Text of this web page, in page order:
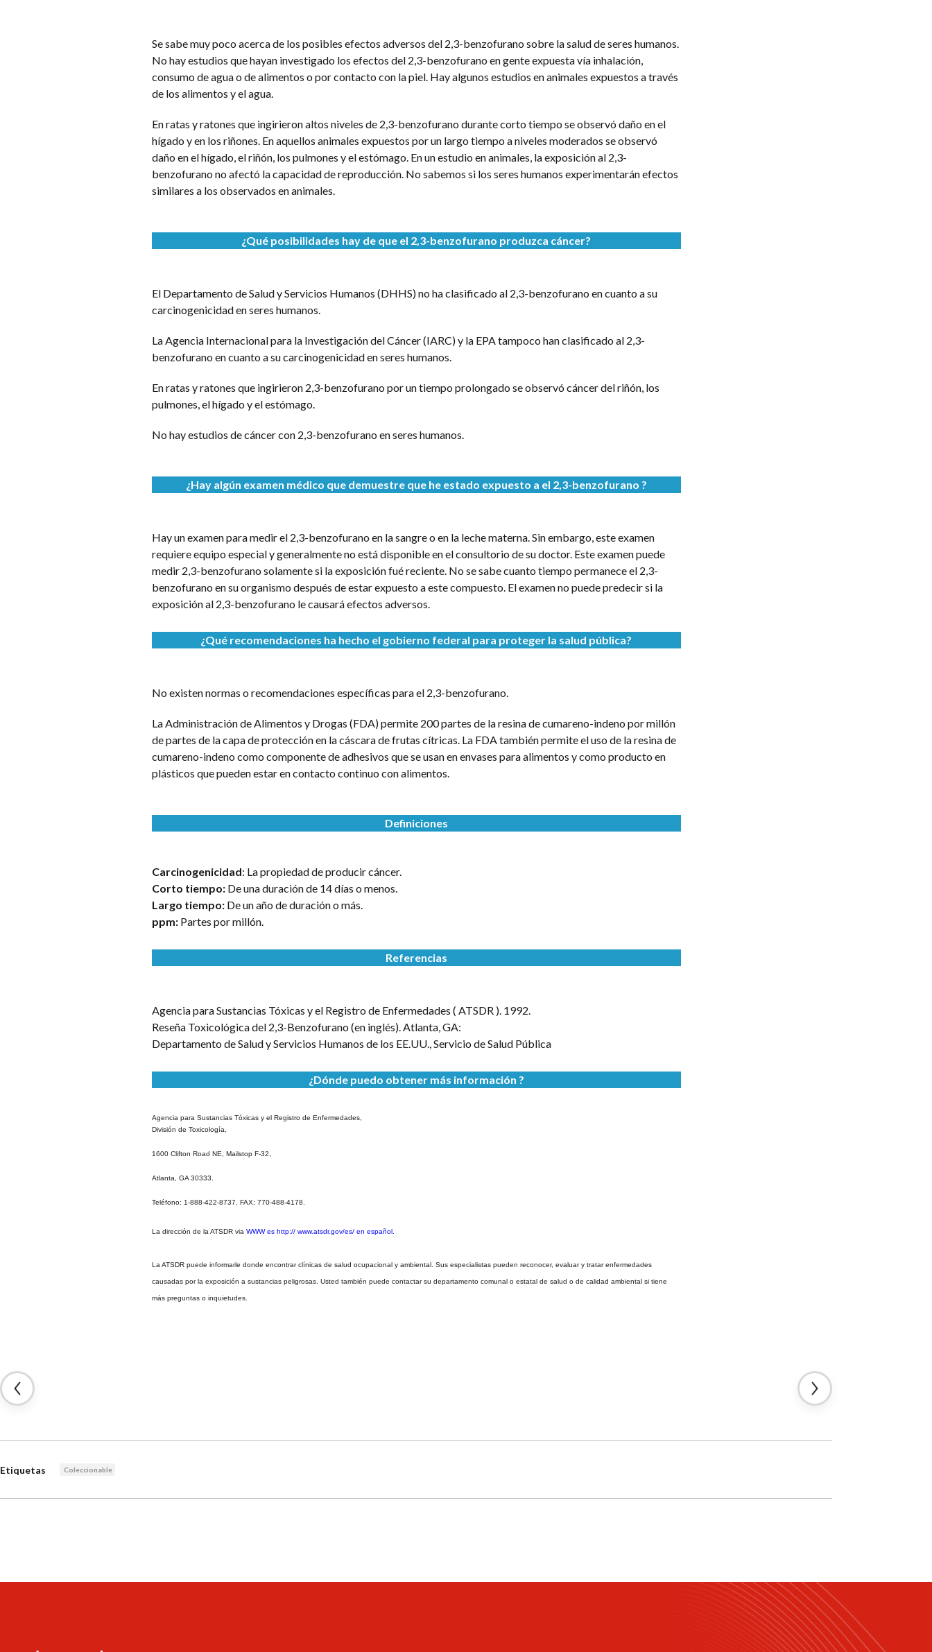
Se sabe muy poco acerca de los posibles efectos adversos del 2,3-benzofurano sobre la salud de seres humanos.
No hay estudios que hayan investigado los efectos del 2,3-benzofurano en gente expuesta vía inhalación,
consumo de agua o de alimentos o por contacto con la piel. Hay algunos estudios en animales expuestos a través
de los alimentos y el agua.
En ratas y ratones que ingirieron altos niveles de 2,3-benzofurano durante corto tiempo se observó daño en el
hígado y en los riñones. En aquellos animales expuestos por un largo tiempo a niveles moderados se observó
daño en el hígado, el riñón, los pulmones y el estómago. En un estudio en animales, la exposición al 2,3-
benzofurano no afectó la capacidad de reproducción. No sabemos si los seres humanos experimentarán efectos
similares a los observados en animales.
¿Qué posibilidades hay de que el 2,3-benzofurano produzca cáncer?
El Departamento de Salud y Servicios Humanos (DHHS) no ha clasificado al 2,3-benzofurano en cuanto a su
carcinogenicidad en seres humanos.
La Agencia Internacional para la Investigación del Cáncer (IARC) y la EPA tampoco han clasificado al 2,3-
benzofurano en cuanto a su carcinogenicidad en seres humanos.
En ratas y ratones que ingirieron 2,3-benzofurano por un tiempo prolongado se observó cáncer del riñón, los
pulmones, el hígado y el estómago.
No hay estudios de cáncer con 2,3-benzofurano en seres humanos.
¿Hay algún examen médico que demuestre que he estado expuesto a el 2,3-benzofurano ?
Hay un examen para medir el 2,3-benzofurano en la sangre o en la leche materna. Sin embargo, este examen
requiere equipo especial y generalmente no está disponible en el consultorio de su doctor. Este examen puede
medir 2,3-benzofurano solamente si la exposición fué reciente. No se sabe cuanto tiempo permanece el 2,3-
benzofurano en su organismo después de estar expuesto a este compuesto. El examen no puede predecir si la
exposición al 2,3-benzofurano le causará efectos adversos.
¿Qué recomendaciones ha hecho el gobierno federal para proteger la salud pública?
No existen normas o recomendaciones específicas para el 2,3-benzofurano.
La Administración de Alimentos y Drogas (FDA) permite 200 partes de la resina de cumareno-indeno por millón
de partes de la capa de protección en la cáscara de frutas cítricas. La FDA también permite el uso de la resina de
cumareno-indeno como componente de adhesivos que se usan en envases para alimentos y como producto en
plásticos que pueden estar en contacto continuo con alimentos.
Definiciones
Carcinogenicidad: La propiedad de producir cáncer.
Corto tiempo:De una duración de 14 días o menos.
Largo tiempo:De un año de duración o más.
ppm:Partes por millón.
Referencias
Agencia para Sustancias Tóxicas y el Registro de Enfermedades ( ATSDR ). 1992.
Reseña Toxicológica del 2,3-Benzofurano (en inglés). Atlanta, GA:
Departamento de Salud y Servicios Humanos de los EE.UU., Servicio de Salud Pública
¿Dónde puedo obtener más información ?
Agencia para Sustancias Tóxicas y el Registro de Enfermedades,
División de Toxicología,
1600 Clifton Road NE, Mailstop F-32,
Atlanta, GA 30333.
Teléfono: 1-888-422-8737, FAX: 770-488-4178.
La dirección de la ATSDR via WWW es http:// www.atsdr.gov/es/ en español.
La ATSDR puede informarle donde encontrar clínicas de salud ocupacional y ambiental. Sus especialistas pueden reconocer, evaluar y tratar enfermedades
causadas por la exposición a sustancias peligrosas. Usted también puede contactar su departamento comunal o estatal de salud o de calidad ambiental si tiene
más preguntas o inquietudes.
Etiquetas Coleccionable